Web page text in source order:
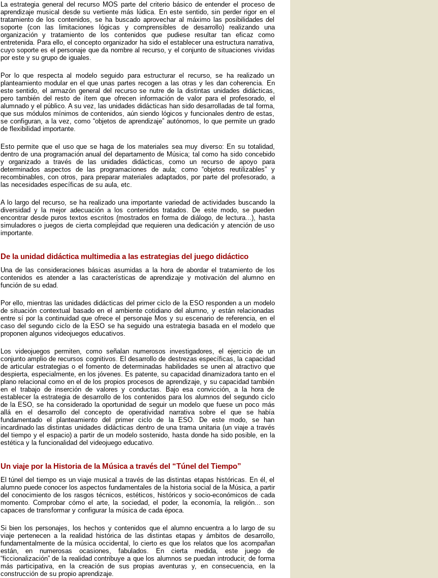
La estrategia general del recurso MOS parte del criterio básico de entender el proceso de
aprendizaje musical desde su vertiente más lúdica. En este sentido, sin perder rigor en el
tratamiento de los contenidos, se ha buscado aprovechar al máximo las posibilidades del
soporte (con las limitaciones lógicas y comprensibles de desarrollo) realizando una
organización y tratamiento de los contenidos que pudiese resultar tan eficaz como
entretenida. Para ello, el concepto organizador ha sido el establecer una estructura narrativa,
cuyo soporte es el personaje que da nombre al recurso, y el conjunto de situaciones vividas
por este y su grupo de iguales.
Por lo que respecta al modelo seguido para estructurar el recurso, se ha realizado un
planteamiento modular en el que unas partes recogen a las otras y les dan coherencia. En
este sentido, el armazón general del recurso se nutre de la distintas unidades didácticas,
pero también del resto de ítem que ofrecen información de valor para el profesorado, el
alumnado y el público. A su vez, las unidades didácticas han sido desarrolladas de tal forma,
que sus módulos mínimos de contenidos, aún siendo lógicos y funcionales dentro de estas,
se configuran, a la vez, como “objetos de aprendizaje” autónomos, lo que permite un grado
de flexibilidad importante.
Esto permite que el uso que se haga de los materiales sea muy diverso: En su totalidad,
dentro de una programación anual del departamento de Música; tal como ha sido concebido
y organizado a través de las unidades didácticas, como un recurso de apoyo para
determinados aspectos de las programaciones de aula; como “objetos reutilizables” y
recombinables, con otros, para preparar materiales adaptados, por parte del profesorado, a
las necesidades específicas de su aula, etc.
A lo largo del recurso, se ha realizado una importante variedad de actividades buscando la
diversidad y la mejor adecuación a los contenidos tratados. De este modo, se pueden
encontrar desde puros textos escritos (mostrados en forma de diálogo, de lectura...), hasta
simuladores o juegos de cierta complejidad que requieren una dedicación y atención de uso
importante.
De la unidad didáctica multimedia a las estrategias del juego didáctico
Una de las consideraciones básicas asumidas a la hora de abordar el tratamiento de los
contenidos es atender a las características de aprendizaje y motivación del alumno en
función de su edad.
Por ello, mientras las unidades didácticas del primer ciclo de la ESO responden a un modelo
de situación contextual basado en el ambiente cotidiano del alumno, y están relacionadas
entre sí por la continuidad que ofrece el personaje Mos y su escenario de referencia, en el
caso del segundo ciclo de la ESO se ha seguido una estrategia basada en el modelo que
proponen algunos videojuegos educativos.
Los videojuegos permiten, como señalan numerosos investigadores, el ejercicio de un
conjunto amplio de recursos cognitivos. El desarrollo de destrezas específicas, la capacidad
de articular estrategias o el fomento de determinadas habilidades se unen al atractivo que
despierta, especialmente, en los jóvenes. Es patente, su capacidad dinamizadora tanto en el
plano relacional como en el de los propios procesos de aprendizaje, y su capacidad también
en el trabajo de inserción de valores y conductas. Bajo esa convicción, a la hora de
establecer la estrategia de desarrollo de los contenidos para los alumnos del segundo ciclo
de la ESO, se ha considerado la oportunidad de seguir un modelo que fuese un poco más
allá en el desarrollo del concepto de operatividad narrativa sobre el que se había
fundamentado el planteamiento del primer ciclo de la ESO. De este modo, se han
incardinado las distintas unidades didácticas dentro de una trama unitaria (un viaje a través
del tiempo y el espacio) a partir de un modelo sostenido, hasta donde ha sido posible, en la
estética y la funcionalidad del videojuego educativo.
Un viaje por la Historia de la Música a través del “Túnel del Tiempo”
El túnel del tiempo es un viaje musical a través de las distintas etapas históricas. En él, el
alumno puede conocer los aspectos fundamentales de la historia social de la Música, a partir
del conocimiento de los rasgos técnicos, estéticos, históricos y socio-económicos de cada
momento. Comprobar cómo el arte, la sociedad, el poder, la economía, la religión... son
capaces de transformar y configurar la música de cada época.
Si bien los personajes, los hechos y contenidos que el alumno encuentra a lo largo de su
viaje pertenecen a la realidad histórica de las distintas etapas y ámbitos de desarrollo,
fundamentalmente de la música occidental, lo cierto es que los relatos que los acompañan
están, en numerosas ocasiones, fabulados. En cierta medida, este juego de
“ficcionalización” de la realidad contribuye a que los alumnos se puedan introducir, de forma
más participativa, en la creación de sus propias aventuras y, en consecuencia, en la
construcción de su propio aprendizaje.